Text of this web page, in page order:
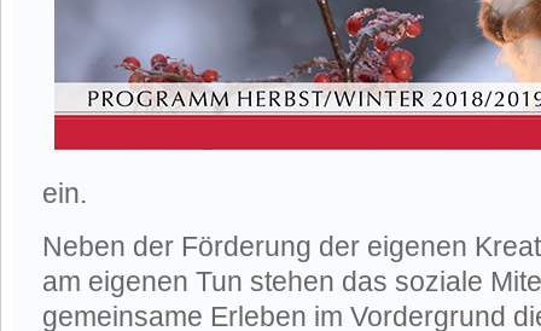
ein.
Neben der Förderung der eigenen
am eigenen Tun stehen das soziale
gemeinsame Erleben im Vordergrund